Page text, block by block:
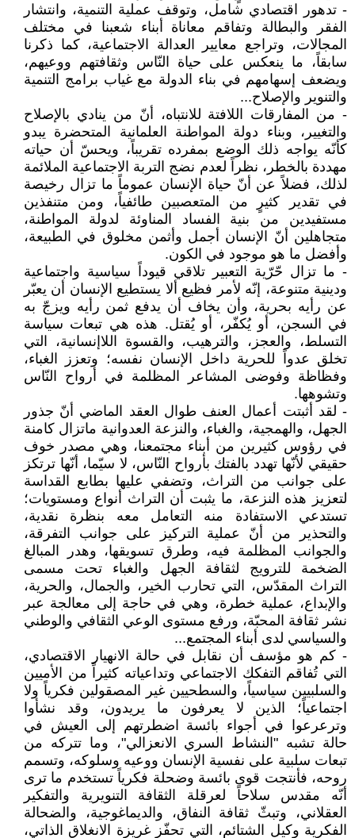
- تدهور اقتصادي شامل، وتوقف عملية التنمية، وانتشار
الفقر والبطالة وتفاقم معاناة أبناء شعبنا في مختلف
المجالات، وتراجع معايير العدالة الاجتماعية، كما ذكرنا
سابقاً، ما ينعكس على حياة النّاس وثقافتهم ووعيهم،
ويضعف إسهامهم في بناء الدولة مع غياب برامج التنمية
والتنوير والإصلاح...
- من المفارقات اللافتة للانتباه، أنّ من ينادي بالإصلاح
والتغيير، وبناء دولة المواطنة العلمانية المتحضرة يبدو
كأنّه يواجه ذلك الوضع بمفرده تقريباً، ويحسّ أن حياته
مهددة بالخطر، نظراً لعدم نضج التربة الاجتماعية الملائمة
لذلك، فضلاً عن أنّ حياة الإنسان عموماً ما تزال رخيصة
في تقدير كثيرٍ من المتعصبين طائفياً، ومن متنفذين
مستفيدين من بنية الفساد المناوئة لدولة المواطنة،
متجاهلين أنّ الإنسان أجمل وأثمن مخلوق في الطبيعة،
وأفضل ما هو موجود في الكون.
- ما تزال حّرّية التعبير تلاقي قيوداً سياسية واجتماعية
ودينية متنوعة، إنّه لأمر فظيع ألا يستطيع الإنسان أن يعبّر
عن رأيه بحرية، وأن يخاف أن يدفع ثمن رأيه ويزجّ به
في السجن، أو يُكفّر، أو يُقتل. هذه هي تبعات سياسة
التسلط، والعجز، والترهيب، والقسوة اللاإنسانية، التي
تخلق عدواً للحرية داخل الإنسان نفسه؛ وتعزز الغباء،
وفظاظة وفوضى المشاعر المظلمة في أرواح النّاس
وتشوهها.
- لقد أثبتت أعمال العنف طوال العقد الماضي أنّ جذور
الجهل، والهمجية، والغباء، والنزعة العدوانية ماتزال كامنة
في رؤوس كثيرين من أبناء مجتمعنا، وهي مصدر خوف
حقيقي لأنّها تهدد بالفتك بأرواح النّاس، لا سيّما، أنّها ترتكز
على جوانب من التراث، وتضفي عليها بطابع القداسة
لتعزيز هذه النزعة، ما يثبت أن التراث أنواع ومستويات؛
تستدعي الاستفادة منه التعامل معه بنظرة نقدية،
والتحذير من أنّ عملية التركيز على جوانب التفرقة،
والجوانب المظلمة فيه، وطرق تسويقها، وهدر المبالغ
الضخمة للترويج لثقافة الجهل والغباء تحت مسمى
التراث المقدّس، التي تحارب الخير، والجمال، والحرية،
والإبداع، عملية خطرة، وهي في حاجة إلى معالجة عبر
نشر ثقافة المحبّة، ورفع مستوى الوعي الثقافي والوطني
والسياسي لدى أبناء المجتمع...
- كم هو مؤسف أن نقابل في حالة الانهيار الاقتصادي،
التي تُفاقم التفكك الاجتماعي وتداعياته كثيراً من الأميين
والسلبيين سياسياً، والسطحيين غير المصقولين فكرياً ولا
اجتماعياً؛ الذين لا يعرفون ما يريدون، وقد نشأوا
وترعرعوا في أجواء بائسة اضطرتهم إلى العيش في
حالة تشبه "النشاط السري الانعزالي"، وما تتركه من
تبعات سلبية على نفسية الإنسان ووعيه وسلوكه، وتسمم
روحه، فأنتجت قوى بائسة وضحلة فكرياً تستخدم ما ترى
أنّه مقدس سلاحاً لعرقلة الثقافة التنويرية والتفكير
العقلاني، وتبثّ ثقافة النفاق، والديماغوجية، والضحالة
الفكرية وكيل الشتائم، التي تحفّز غريزة الانغلاق الذاتي،